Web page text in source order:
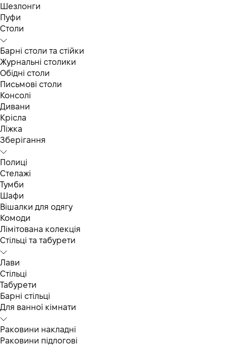
Шезлонги
Пуфи
Столи
Барні столи та стійки
Журнальні столики
Обідні столи
Письмові столи
Консолі
Дивани
Крісла
Ліжка
Зберігання
Полиці
Стелажі
Тумби
Шафи
Вішалки для одягу
Комоди
Лімітована колекція
Стільці та табурети
Лави
Стільці
Табурети
Барні стільці
Для ванної кімнати
Раковини накладні
Раковини підлогові